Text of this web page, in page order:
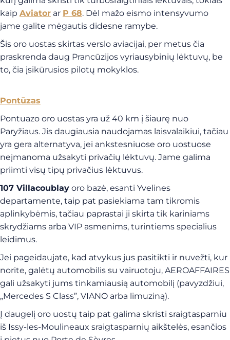
kaip Aviator ar P 68. Dėl mažo eismo intensyvumo
jame galite mėgautis didesne ramybe.
Šis oro uostas skirtas verslo aviacijai, per metus čia
praskrenda daug Prancūzijos vyriausybinių lėktuvų, be
to, čia įsikūrusios pilotų mokyklos.
Pontūzas
Pontuazo oro uostas yra už 40 km į šiaurę nuo
Paryžiaus. Jis daugiausia naudojamas laisvalaikiui, tačiau
yra gera alternatyva, jei ankstesniuose oro uostuose
neįmanoma užsakyti privačių lėktuvų. Jame galima
priimti visų tipų privačius lėktuvus.
107 Villacoublay oro bazė, esanti Yvelines
departamente, taip pat pasiekiama tam tikromis
aplinkybėmis, tačiau paprastai ji skirta tik kariniams
skrydžiams arba VIP asmenims, turintiems specialius
leidimus.
Jei pageidaujate, kad atvykus jus pasitikti ir nuvežti, kur
norite, galėtų automobilis su vairuotoju, AEROAFFAIRES
gali užsakyti jums tinkamiausią automobilį (pavyzdžiui,
„Mercedes S Class”, VIANO arba limuziną).
Į daugelį oro uostų taip pat galima skristi sraigtasparniu
iš Issy-les-Moulineaux sraigtasparnių aikštelės, esančios